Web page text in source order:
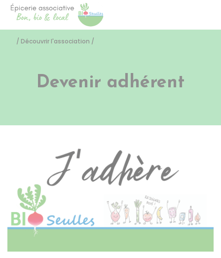
/ Découvrir l'association /
Devenir adhérent